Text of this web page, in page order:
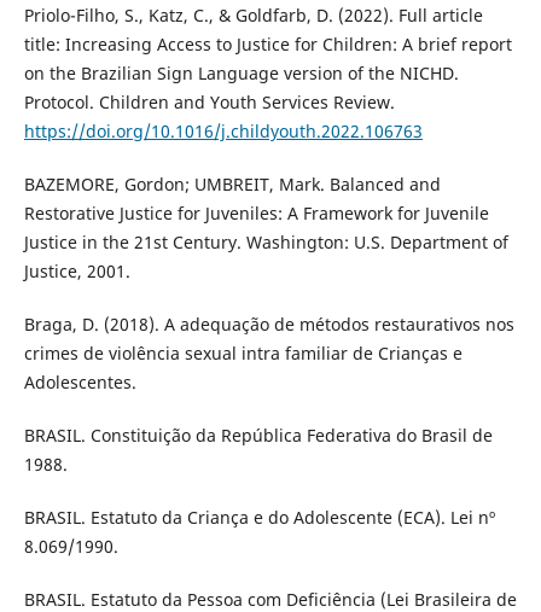
Priolo-Filho, S., Katz, C., & Goldfarb, D. (2022). Full article
title: Increasing Access to Justice for Children: A brief report
on the Brazilian Sign Language version of the NICHD.
Protocol. Children and Youth Services Review.
https://doi.org/10.1016/j.childyouth.2022.106763
BAZEMORE, Gordon; UMBREIT, Mark. Balanced and
Restorative Justice for Juveniles: A Framework for Juvenile
Justice in the 21st Century. Washington: U.S. Department of
Justice, 2001.
Braga, D. (2018). A adequação de métodos restaurativos nos
crimes de violência sexual intra familiar de Crianças e
Adolescentes.
BRASIL. Constituição da República Federativa do Brasil de
1988.
BRASIL. Estatuto da Criança e do Adolescente (ECA). Lei nº
8.069/1990.
BRASIL. Estatuto da Pessoa com Deficiência (Lei Brasileira de